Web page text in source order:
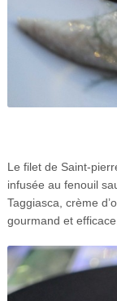
Le filet de Saint-
infusée au fenouil
Taggiasca, crème
gourmand et